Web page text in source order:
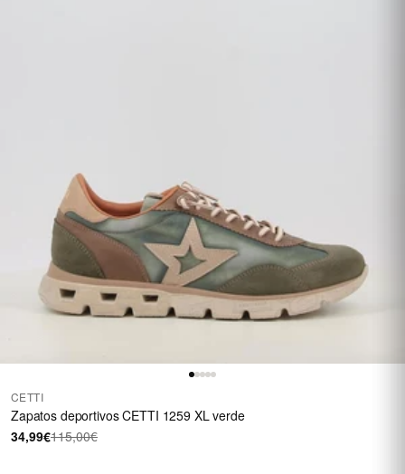
CETTI
Zapatos deportivos CETTI 1259 XL verde
34,99€115,00€